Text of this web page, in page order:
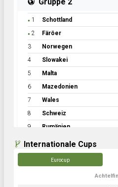
● 1 Schottland
● 2 Färöer
3 Norwegen
4 Slowakei
5 Malta
6 Mazedonien
7 Wales
8 Schweiz
9 Rumänien
Internationale Cups
Eurocup